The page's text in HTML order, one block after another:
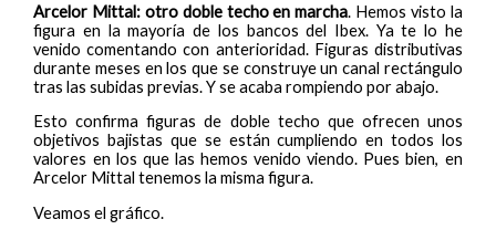
Arcelor Mittal: otro doble techo en marcha. Hemos visto la
figura en la mayoría de los bancos del Ibex. Ya te lo he
venido comentando con anterioridad. Figuras distributivas
durante meses en los que se construye un canal rectángulo
tras las subidas previas. Y se acaba rompiendo por abajo.
Esto confirma figuras de doble techo que ofrecen unos
objetivos bajistas que se están cumpliendo en todos los
valores en los que las hemos venido viendo. Pues bien, en
Arcelor Mittal tenemos la misma figura.
Veamos el gráfico.